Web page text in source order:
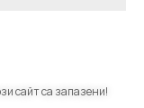
сайт са запазени!